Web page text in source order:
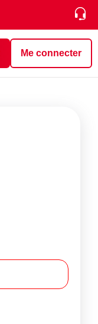
Me connecter